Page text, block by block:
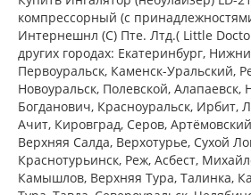
компрессорный (с
Интернешнл (С) Пте. Лтд.( Little
других городах: Екатеринбург,
Первоуральск, Каменск-Уральский,
Новоуральск, Полевской, Алапаевск,
Богданович, Красноуральск, Ирбит,
Ачит, Кировград, Серов,
Верхняя Салда, Верхотурье, Сухой
Краснотурьинск, Реж, Асбест,
Камышлов, Верхняя Тура, Талинка,